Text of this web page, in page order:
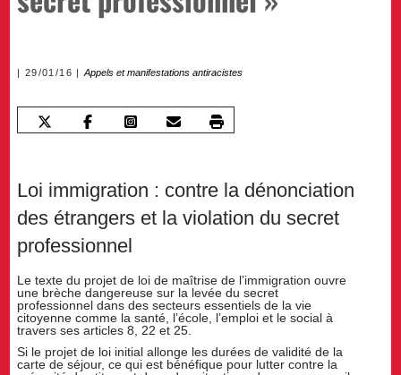
29/01/16 Appels et manifestations antiracistes
Loi immigration : contre la dénonciation
des étrangers et la violation du secret
professionnel
Le texte du projet de loi de maîtrise de l’immigration ouvre
une brèche dangereuse sur la levée du secret
professionnel dans des secteurs essentiels de la vie
citoyenne comme la santé, l’école, l’emploi et le social à
travers ses articles 8, 22 et 25.
Si le projet de loi initial allonge les durées de validité de la
carte de séjour, ce qui est bénéfique pour lutter contre la